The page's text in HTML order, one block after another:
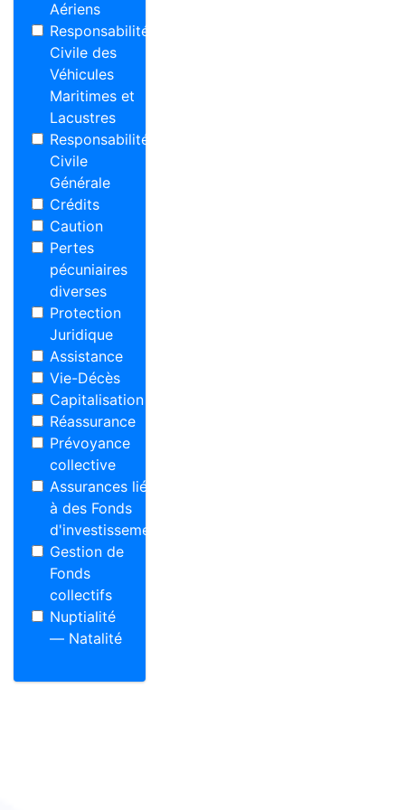
Aériens
Responsabilité
Civile des
Véhicules
Maritimes et
Lacustres
Responsabilité
Civile
Générale
Crédits
Caution
Pertes
pécuniaires
diverses
Protection
Juridique
Assistance
Vie-Décès
Capitalisation
Réassurance
Prévoyance
collective
Assurances liées
à des Fonds
d'investissement
Gestion de
Fonds
collectifs
Nuptialité
— Natalité